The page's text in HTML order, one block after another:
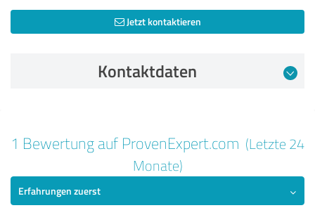
Jetzt kontaktieren
Kontaktdaten
Bewertung vom 27.10.2025
SEHR GUT Empfehlung
1 Bewertung auf ProvenExpert.com (Letzte 24
Monate)
Erfahrungen zuerst